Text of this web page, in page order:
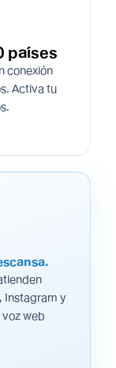
países
conexión
Activa tu
Instagram y
voz web